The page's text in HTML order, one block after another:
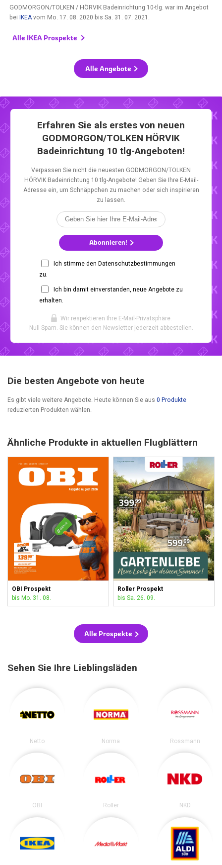
GODMORGON/TOLKEN / HÖRVIK Badeinrichtung 10-tlg. war im Angebot
beiIKEA vom Mo. 17. 08. 2020 bisSa. 31. 07. 2021
Alle IKEA Prospekte
Alle Angebote
Erfahren Sie als erstes von neuen
GODMORGON/TOLKEN HÖRVIK
Badeinrichtung 10 tlg-Angeboten!
Verpassen Sie nicht die neuesten GODMORGON/TOLKEN
HÖRVIK Badeinrichtung 10 tlg-Angebote! Geben Sie Ihre E-Mail-
Adresse ein, um Schnäppchen zu machen oder sich inspirieren
zu lassen.
Abonnieren!
Ich stimme den Datenschutzbestimmungen
zu.
Ich bin damit einverstanden, neue Angebote zu
erhalten.
Wir respektieren Ihre E-Mail-Privatsphäre.
Null Spam. Sie können den Newsletter jederzeit abbestellen.
Die besten Angebote von heute
Es gibt viele weitere Angebote. Heute können Sie aus 0 Produkte
reduzierten Produkten wählen.
Ähnliche Produkte in aktuellen Flugblättern
OBI Prospekt
bis Mo. 31. 08.
Roller Prospekt
bis Sa. 26. 09.
Alle Prospekte
Sehen Sie Ihre Lieblingsläden
Netto Norma Rossmann
OBI Roller NKD